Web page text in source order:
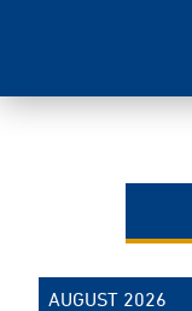
AUGUST 2026